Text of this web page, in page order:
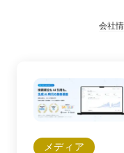
会社
メディア